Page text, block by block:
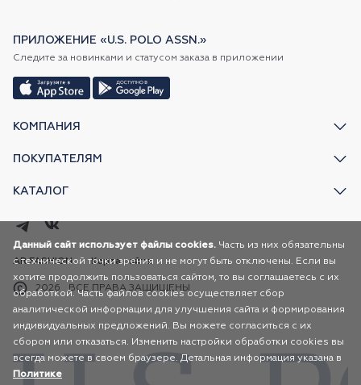
КОМПАНИЯ
ПОКУПАТЕЛЯМ
КАТАЛОГ
ПРИЛОЖЕНИЕ «U.S. POLO ASSN.»
Следите за новинками и статусом заказа в приложении
2026 ВСЕ ПРАВА ЗАЩИЩЕНЫ
AR FASHION Карта сайта
Данный сайт использует файлы cookies. Часть из них обязательны
с технической точки зрения и не могут быть отключены. Если вы
хотите продолжить пользоваться сайтом, то вы соглашаетесь с их
обработкой. Часть файлов cookies осуществляет сбор
аналитической информации для улучшения сайта и формирования
индивидуальных предложений. Вы можете согласиться с их
сбором или отказаться. Изменить настройки обработки cookies вы
всегда можете в своем браузере. Детальная информация указана в
Политике